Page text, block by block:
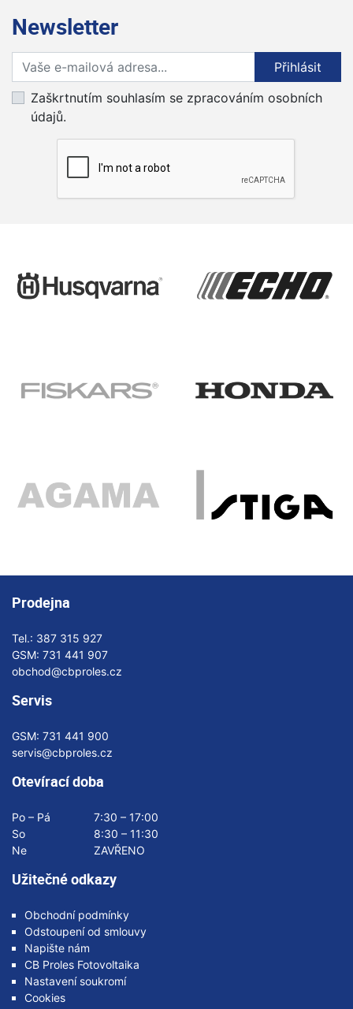
Newsletter
Přihlaste se k odběru novinek
Přihlásit
Zaškrtnutím souhlasím se zpracováním osobních
údajů.
Prodejna
Tel.: 387 315 927
GSM: 731 441 907
obchod@cbproles.cz
Servis
GSM: 731 441 900
servis@cbproles.cz
Otevírací doba
Po – Pá
7:30 – 17:00
So
8:30 – 11:30
Ne
ZAVŘENO
Užitečné odkazy
Obchodní podmínky
Odstoupení od smlouvy
Napište nám
CB Proles Fotovoltaika
Nastavení soukromí
Cookies